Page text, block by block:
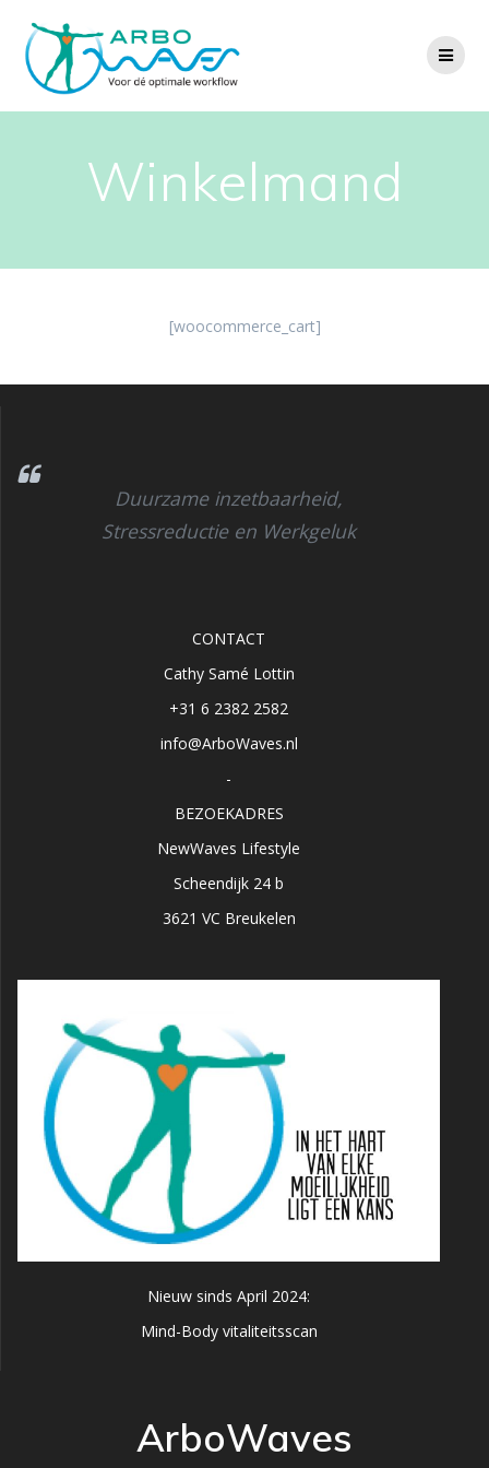
Winkelmand
[woocommerce_cart]
Duurzame inzetbaarheid,
Stressreductie en Werkgeluk
CONTACT
Cathy Samé Lottin
+31 6 2382 2582
info@ArboWaves.nl
-
BEZOEKADRES
NewWaves Lifestyle
Scheendijk 24 b
3621 VC Breukelen
Nieuw sinds April 2024:
Mind-Body vitaliteitsscan
ArboWaves